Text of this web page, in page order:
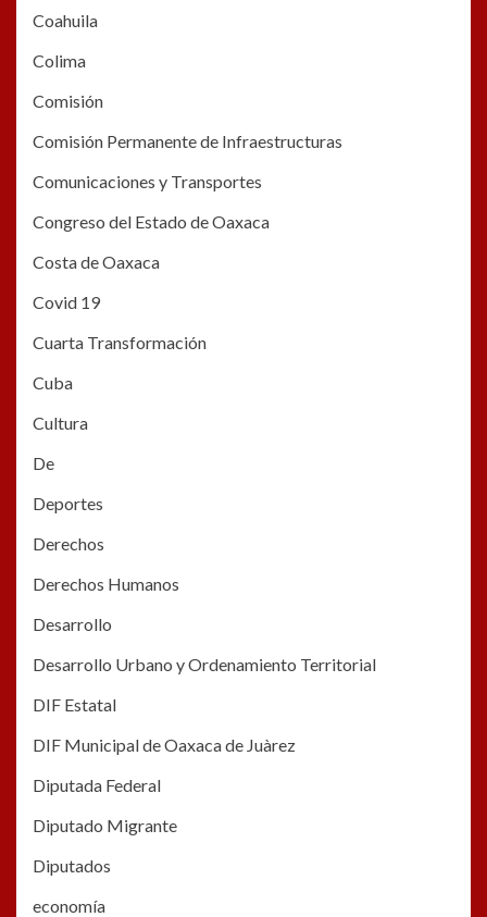
Coahuila
Colima
Comisión
Comisión Permanente de Infraestructuras
Comunicaciones y Transportes
Congreso del Estado de Oaxaca
Costa de Oaxaca
Covid 19
Cuarta Transformación
Cuba
Cultura
De
Deportes
Derechos
Derechos Humanos
Desarrollo
Desarrollo Urbano y Ordenamiento Territorial
DIF Estatal
DIF Municipal de Oaxaca de Juàrez
Diputada Federal
Diputado Migrante
Diputados
economía